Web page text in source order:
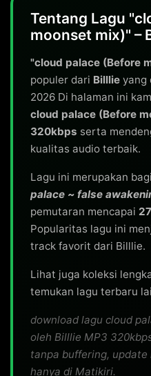
Tentang Lagu
moonset mix)" –
"cloud palace (Before
populer dari Billlie yang
2026 Di halaman ini
cloud palace (Before
320kbps serta
kualitas audio terbaik.
Lagu ini merupakan
palace ~ false
pemutaran mencapai
Popularitas lagu ini
track favorit dari Billlie.
Lihat juga koleksi
temukan lagu terbaru
download lagu cloud
oleh Billlie MP3
tanpa buffering,
hanya di Matikiri.